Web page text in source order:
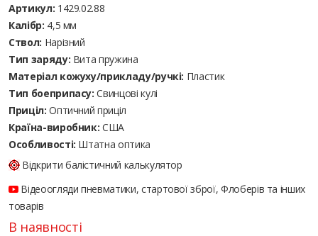
Артикул: 1429.02.88
Калібр: 4,5 мм
Ствол: Нарізний
Тип заряду: Вита пружина
Матеріал кожуху/прикладу/ручкі: Пластик
Тип боеприпасу: Cвинцові кулі
Приціл: Оптичний приціл
Країна-виробник: США
Особливості: Штатна оптика
Відкрити балістичний калькулятор
Відеоогляди пневматики, стартової зброї, Флоберів та інших
товарів
В наявності